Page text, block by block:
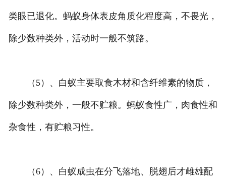
类眼已退化。蚂蚁身体表皮角质化程度高，不畏光，
除少数种类外，活动时一般不筑路。
（5）、白蚁主要取食木材和含纤维素的物质，
除少数种类外，一般不贮粮。蚂蚁食性广，肉食性和
杂食性，有贮粮习性。
（6）、白蚁成虫在分飞落地、脱翅后才雌雄配